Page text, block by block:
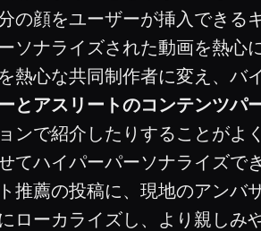
の顔をユーザーが挿入できる
ソナライズされた動画を熱心
熱心な共同制作者に変え、バ
とアスリートのコンテンツパ
ンで紹介したりすることが
てハイパーパーソナライズ
推薦の投稿に、現地のアンバ
ローカライズし、より親し